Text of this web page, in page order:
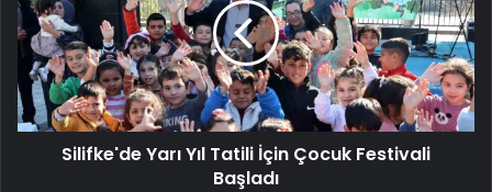
Tatili
İçin
Çocuk
Festivali
Başladı
Silifke'de Yarı Yıl Tatili İçin Çocuk Festivali
Başladı